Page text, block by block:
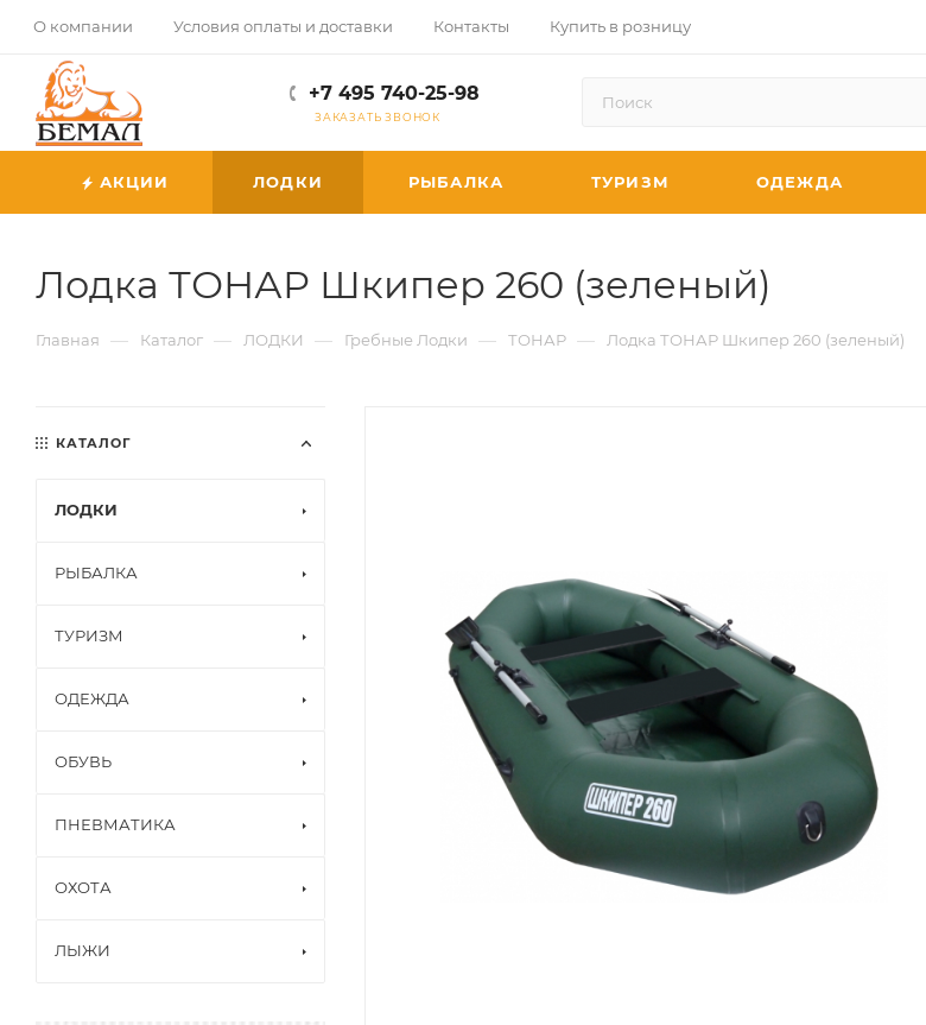
О компании Условия оплаты и доставки Контакты Купить в розницу
+7 495 740-25-98
ЗАКАЗАТЬ ЗВОНОК
АКЦИИ ЛОДКИ РЫБАЛКА ТУРИЗМ ОДЕЖДА
Лодка ТОНАР Шкипер 260 (зеленый)
Главная — Каталог — ЛОДКИ — Гребные Лодки — ТОНАР — Лодка ТОНАР Шкипер 260 (зеленый)
КАТАЛОГ
ЛОДКИ
РЫБАЛКА
ТУРИЗМ
ОДЕЖДА
ОБУВЬ
ПНЕВМАТИКА
ОХОТА
ЛЫЖИ